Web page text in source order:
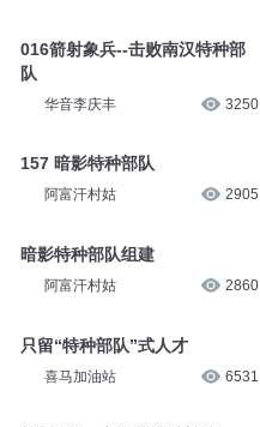
016箭射象兵--击败南汉特种部
队
华音李庆丰 3250
157 暗影特种部队
阿富汗村姑 2905
暗影特种部队组建
阿富汗村姑 2860
只留“特种部队”式人才
喜马加油站 6531